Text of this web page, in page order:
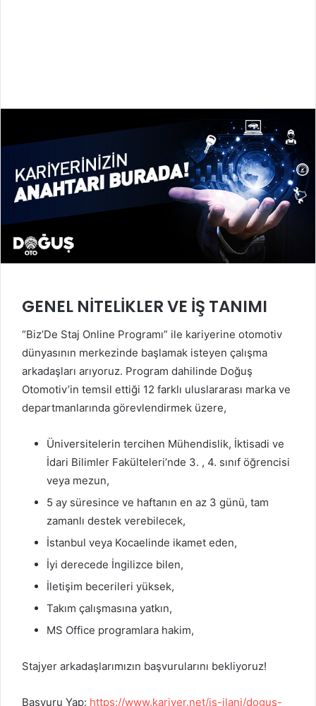
GENEL NİTELİKLER VE İŞ TANIMI
“Biz’De Staj Online Programı” ile kariyerine otomotiv
dünyasının merkezinde başlamak isteyen çalışma
arkadaşları arıyoruz. Program dahilinde Doğuş
Otomotiv’in temsil ettiği 12 farklı uluslararası marka ve
departmanlarında görevlendirmek üzere,
Üniversitelerin tercihen Mühendislik, İktisadi ve
İdari Bilimler Fakülteleri’nde 3. , 4. sınıf öğrencisi
veya mezun,
5 ay süresince ve haftanın en az 3 günü, tam
zamanlı destek verebilecek,
İstanbul veya Kocaelinde ikamet eden,
İyi derecede İngilizce bilen,
İletişim becerileri yüksek,
Takım çalışmasına yatkın,
MS Office programlara hakim,
Stajyer arkadaşlarımızın başvurularını bekliyoruz!
Başvuru Yap: https://www.kariyer.net/is-ilani/dogus-